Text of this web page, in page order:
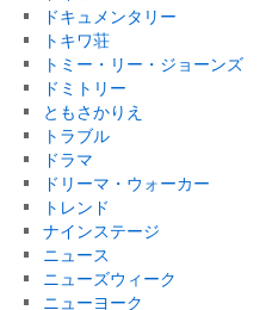
ドキュメンタリー
トキワ荘
トミー・リー・ジョーンズ
ドミトリー
ともさかりえ
トラブル
ドラマ
ドリーマ・ウォーカー
トレンド
ナインステージ
ニュース
ニューズウィーク
ニューヨーク